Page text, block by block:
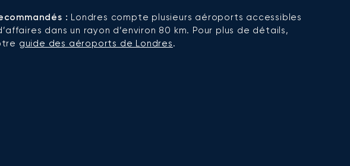
: Londres compte plusieurs aéroports accessibles
dans un rayon d’environ 80 km. Pour plus de détails,
guide des aéroports de Londres.